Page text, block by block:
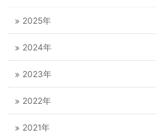
2025年
2024年
2023年
2022年
2021年